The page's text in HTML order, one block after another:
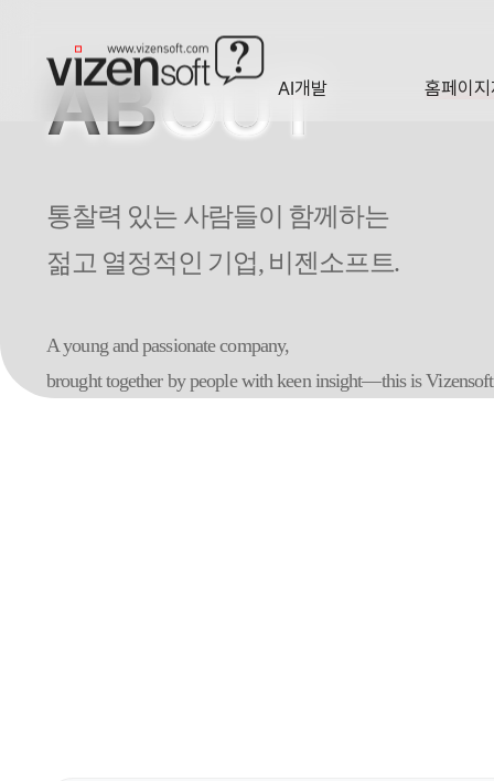
AI개발 홈페이
ABOUT
통찰력 있는 사람들이 함께하는
젊고 열정적인 기업, 비젠소프트.
A young and passionate company,
brought together by people with keen insight—this is